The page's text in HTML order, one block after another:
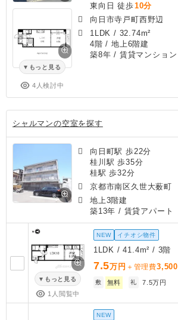
もっと見る
4人検討中
東向日 徒歩10分
向日市寺戸町西野辺
1LDK / 32.74m²
4階 / 地上6階建
築8年 / 賃貸マンション
シャルマンの空室を探す
向日町駅 歩22分
桂川駅 歩35分
桂駅 歩32分
京都市南区久世大薮町
地上3階建
築13年 / 賃貸アパート
もっと見る
1人閲覧中
NEW イチオシ物件
1LDK / 41.4m² / 3階
7.5万円 ＋管理費3,500
敷 無料 礼 7.5万円
NEW